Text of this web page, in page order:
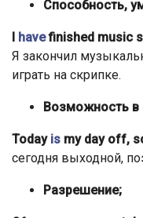
Способность,
I havefinished music
Я закончил
играть на скрипке.
Возможность в
Today is my day off,
сегодня выходной,
Разрешение;